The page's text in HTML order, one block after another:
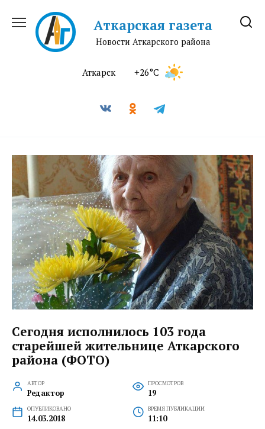
содержанию
Аткарская газета
Новости Аткарского района
Аткарск +26°C
Сегодня исполнилось 103 года
старейшей жительнице Аткарского
района (ФОТО)
АВТОР
Редактор
ПРОСМОТРОВ
19
ОПУБЛИКОВАНО
14.03.2018
ВРЕМЯ ПУБЛИКАЦИИ
11:10